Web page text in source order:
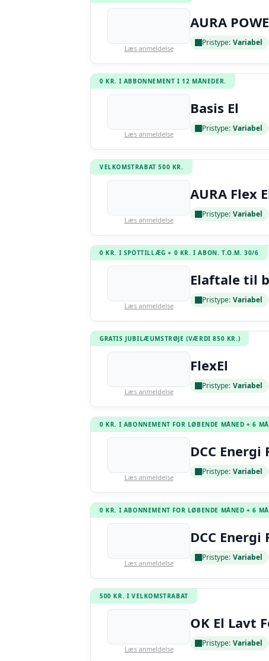
Læs anmeldelse
AURA
Pristype: Variabel
0 KR. I ABBONNEMENT I 12 MÅNEDER.
Læs anmeldelse
Basis El
Pristype: Variabel
VELKOMSTRABAT 500 KR.
Læs anmeldelse
AURA Flex
Pristype: Variabel
0 KR. I SPOTTILLÆG + 0 KR. I ABON. T.O.M. 30/6
Læs anmeldelse
Elaftale til
Pristype: Variabel
GRATIS JUBILÆUMSTRØJE (VÆRDI 850 KR.)
Læs anmeldelse
FlexEl
Pristype: Variabel
0 KR. I ABONNEMENT FOR LØBENDE MÅNED + 6
Læs anmeldelse
DCC Energi
Pristype: Variabel
0 KR. I ABONNEMENT FOR LØBENDE MÅNED + 6
Læs anmeldelse
DCC
Pristype: Variabel
500 KR. I VELKOMSTRABAT
Læs anmeldelse
OK El Lavt
Pristype: Variabel